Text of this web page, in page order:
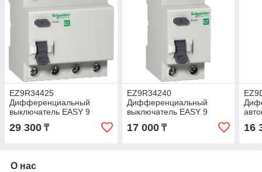
EZ9R34425
Дифференциальный
выключатель EASY 9
(УЗО) 4П 25А 30мА AC
230В
29 300 ₸
EZ9R34240
Дифференциальный
выключатель EASY 9
(УЗО) 2П 40А 30мА AC
230В
17 000₸ 16
О нас